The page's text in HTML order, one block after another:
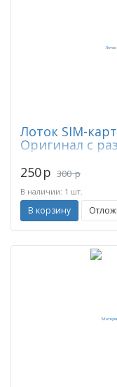
Лоток SIM-
Оригинал с
250p 300 p
В наличии: 1 шт.
В корзину